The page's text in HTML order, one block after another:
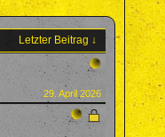
Letzter Beitrag ↓
29. April 2026